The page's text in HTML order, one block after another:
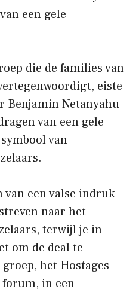
een gele
die de families van
eiste
Benjamin Netanyahu
van een gele
van
van een valse indruk
naar het
terwijl je in
om de deal te
het Hostages
in een